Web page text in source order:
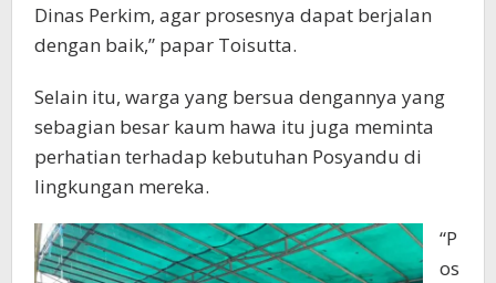
Dinas Perkim, agar prosesnya dapat berjalan
dengan baik,” papar Toisutta.
Selain itu, warga yang bersua dengannya yang
sebagian besar kaum hawa itu juga meminta
perhatian terhadap kebutuhan Posyandu di
lingkungan mereka.
“P
os